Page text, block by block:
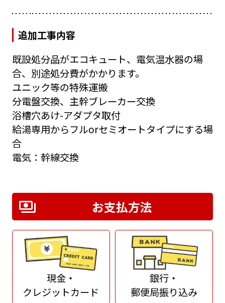
追加工事内容
既設処分品がエコキュート、電気温水器の場
合、別途処分費がかかります。
ユニック等の特殊運搬
分電盤交換、主幹ブレーカー交換
浴槽穴あけ-アダプタ取付
給湯専用からフルorセミオートタイプにする場
合
電気：幹線交換
お支払方法
現金・
クレジットカード
銀行・
郵便局振り込み